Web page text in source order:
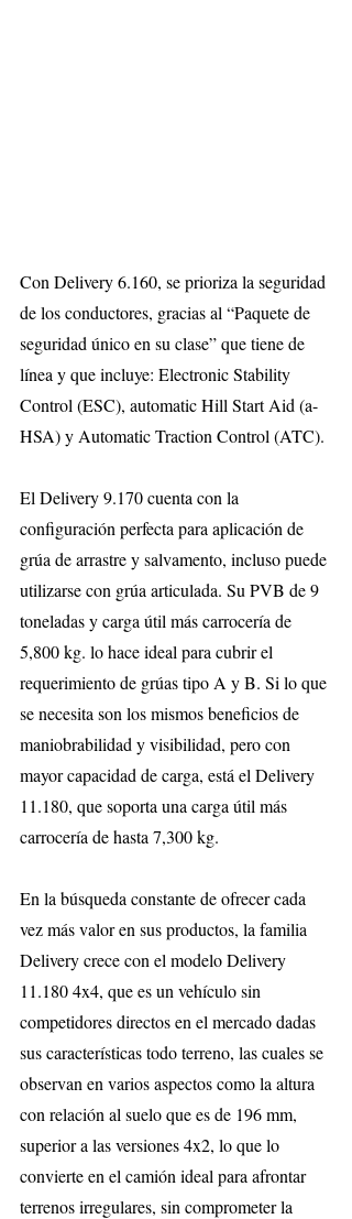
Con Delivery 6.160, se prioriza la seguridad
de los conductores, gracias al “Paquete de
seguridad único en su clase” que tiene de
línea y que incluye: Electronic Stability
Control (ESC), automatic Hill Start Aid (a-
HSA) y Automatic Traction Control (ATC).
El Delivery 9.170 cuenta con la
configuración perfecta para aplicación de
grúa de arrastre y salvamento, incluso puede
utilizarse con grúa articulada. Su PVB de 9
toneladas y carga útil más carrocería de
5,800 kg. lo hace ideal para cubrir el
requerimiento de grúas tipo A y B. Si lo que
se necesita son los mismos beneficios de
maniobrabilidad y visibilidad, pero con
mayor capacidad de carga, está el Delivery
11.180, que soporta una carga útil más
carrocería de hasta 7,300 kg.
En la búsqueda constante de ofrecer cada
vez más valor en sus productos, la familia
Delivery crece con el modelo Delivery
11.180 4x4, que es un vehículo sin
competidores directos en el mercado dadas
sus características todo terreno, las cuales se
observan en varios aspectos como la altura
con relación al suelo que es de 196 mm,
superior a las versiones 4x2, lo que lo
convierte en el camión ideal para afrontar
terrenos irregulares, sin comprometer la